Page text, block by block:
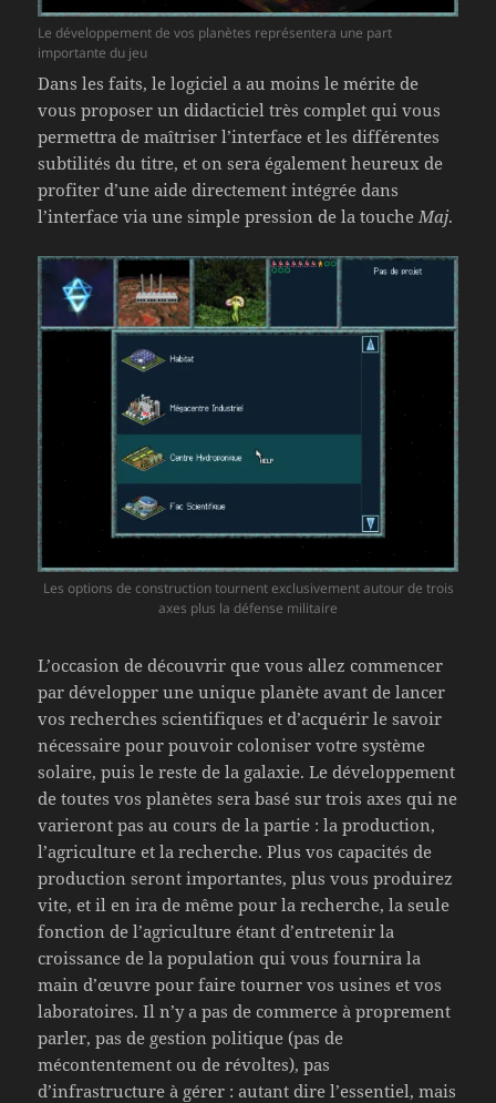
Le développement de vos planètes représentera une part
importante du jeu
Dans les faits, le logiciel a au moins le mérite de
vous proposer un didacticiel très complet qui vous
permettra de maîtriser l’interface et les différentes
subtilités du titre, et on sera également heureux de
profiter d’une aide directement intégrée dans
l’interface via une simple pression de la toucheMaj.
Les options de construction tournent exclusivement autour de trois
axes plus la défense militaire
L’occasion de découvrir que vous allez commencer
par développer une unique planète avant de lancer
vos recherches scientifiques et d’acquérir le savoir
nécessaire pour pouvoir coloniser votre système
solaire, puis le reste de la galaxie. Le développement
de toutes vos planètes sera basé sur trois axes qui ne
varieront pas au cours de la partie : la production,
l’agriculture et la recherche. Plus vos capacités de
production seront importantes, plus vous produirez
vite, et il en ira de même pour la recherche, la seule
fonction de l’agriculture étant d’entretenir la
croissance de la population qui vous fournira la
main d’œuvre pour faire tourner vos usines et vos
laboratoires. Il n’y a pas de commerce à proprement
parler, pas de gestion politique (pas de
mécontentement ou de révoltes), pas
d’infrastructure à gérer : autant dire l’essentiel, mais